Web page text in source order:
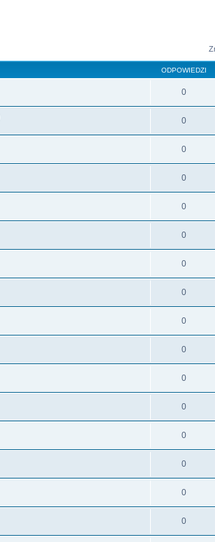
ODPOWIEDZI
0
0
0
0
0
0
0
0
0
0
0
0
0
0
0
0